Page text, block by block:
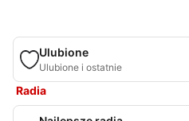
Ulubione
Ulubione i ostatnie
Radia